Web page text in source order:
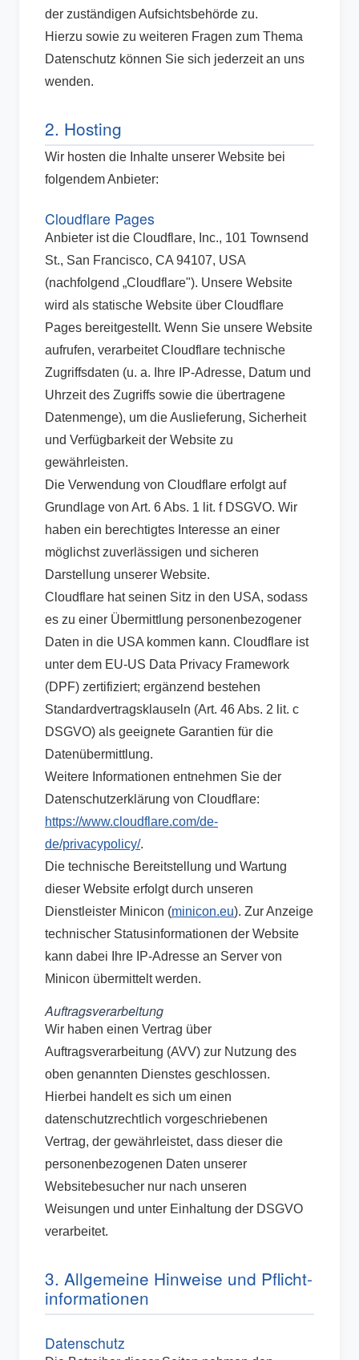
der zuständigen Aufsichtsbehörde zu.
Hierzu sowie zu weiteren Fragen zum Thema
Datenschutz können Sie sich jederzeit an uns
wenden.
2. Hosting
Wir hosten die Inhalte unserer Website bei
folgendem Anbieter:
Cloudflare Pages
Anbieter ist die Cloudflare, Inc., 101 Townsend
St., San Francisco, CA 94107, USA
(nachfolgend „Cloudflare"). Unsere Website
wird als statische Website über Cloudflare
Pages bereitgestellt. Wenn Sie unsere Website
aufrufen, verarbeitet Cloudflare technische
Zugriffsdaten (u. a. Ihre IP-Adresse, Datum und
Uhrzeit des Zugriffs sowie die übertragene
Datenmenge), um die Auslieferung, Sicherheit
und Verfügbarkeit der Website zu
gewährleisten.
Die Verwendung von Cloudflare erfolgt auf
Grundlage von Art. 6 Abs. 1 lit. f DSGVO. Wir
haben ein berechtigtes Interesse an einer
möglichst zuverlässigen und sicheren
Darstellung unserer Website.
Cloudflare hat seinen Sitz in den USA, sodass
es zu einer Übermittlung personenbezogener
Daten in die USA kommen kann. Cloudflare ist
unter dem EU-US Data Privacy Framework
(DPF) zertifiziert; ergänzend bestehen
Standardvertragsklauseln (Art. 46 Abs. 2 lit. c
DSGVO) als geeignete Garantien für die
Datenübermittlung.
Weitere Informationen entnehmen Sie der
Datenschutzerklärung von Cloudflare:
https://www.cloudflare.com/de-
de/privacypolicy/.
Die technische Bereitstellung und Wartung
dieser Website erfolgt durch unseren
Dienstleister Minicon (minicon.eu). Zur Anzeige
technischer Statusinformationen der Website
kann dabei Ihre IP-Adresse an Server von
Minicon übermittelt werden.
Auftragsverarbeitung
Wir haben einen Vertrag über
Auftragsverarbeitung (AVV) zur Nutzung des
oben genannten Dienstes geschlossen.
Hierbei handelt es sich um einen
datenschutzrechtlich vorgeschriebenen
Vertrag, der gewährleistet, dass dieser die
personenbezogenen Daten unserer
Websitebesucher nur nach unseren
Weisungen und unter Einhaltung der DSGVO
verarbeitet.
3. Allgemeine Hinweise und Pflicht­
informationen
Datenschutz